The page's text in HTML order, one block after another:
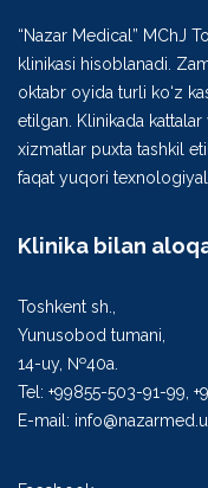
“Nazar Medical” MChJ
klinikasi hisoblanadi.
oktabr oyida turli ko‘z
etilgan. Klinikada
xizmatlar puxta tashkil
faqat yuqori
Klinika bilan
Toshkent sh.,
Yunusobod tumani,
14-uy, №40а.
Tel: +99855-503-91-99,
E-mail: